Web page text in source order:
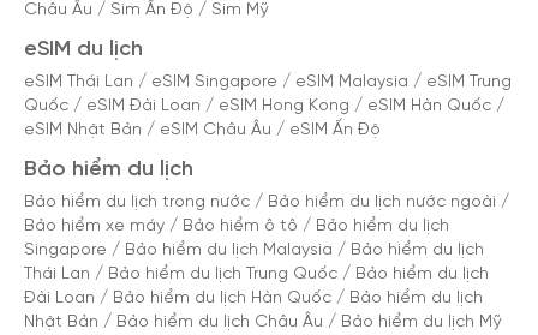
Châu Âu / Sim Ấn Độ / Sim Mỹ
eSIM du lịch
eSIM Thái Lan / eSIM Singapore / eSIM Malaysia / eSIM Trung
Quốc / eSIM Đài Loan / eSIM Hong Kong / eSIM Hàn Quốc /
eSIM Nhật Bản / eSIM Châu Âu / eSIM Ấn Độ
Bảo hiểm du lịch
Bảo hiểm du lịch trong nước / Bảo hiểm du lịch nước ngoài /
Bảo hiểm xe máy / Bảo hiểm ô tô / Bảo hiểm du lịch
Singapore / Bảo hiểm du lịch Malaysia / Bảo hiểm du lịch
Thái Lan / Bảo hiểm du lịch Trung Quốc / Bảo hiểm du lịch
Đài Loan / Bảo hiểm du lịch Hàn Quốc / Bảo hiểm du lịch
Nhật Bản / Bảo hiểm du lịch Châu Âu / Bảo hiểm du lịch Mỹ